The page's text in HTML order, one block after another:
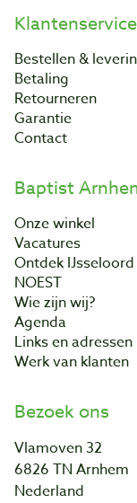
Klantenservice
Bestellen &
Betaling
Retourneren
Garantie
Contact
Baptist
Onze winkel
Vacatures
Ontdek IJsseloord
NOEST
Wie zijn wij?
Agenda
Links en adressen
Werk van klanten
Bezoek ons
Vlamoven 32
6826 TN Arnhem
Nederland